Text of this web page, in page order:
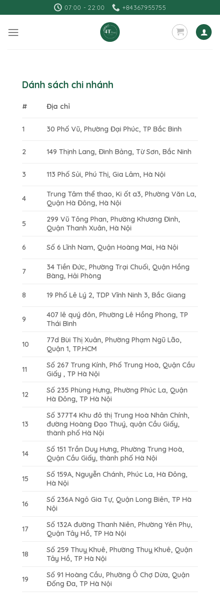
to
content
07:00 - 22:00 +84367955755
Dánh sách chi nhánh
# Địa chỉ
1 30 Phố Vũ, Phường Đại Phúc, TP Bắc Binh
2 149 Thịnh Lang, Đình Bảng, Từ Sơn, Bắc Ninh
3 113 Phố Sủi, Phú Thị, Gia Lâm, Hà Nội
4
Trung Tâm thể thao, Ki ốt a3, Phường Văn La,
Quận Hà Đông, Hà Nội
5
299 Vũ Tông Phan, Phường Khương Đình,
Quận Thanh Xuân, Hà Nội
6 Số 6 Lĩnh Nam, Quận Hoàng Mai, Hà Nội
7
34 Tiền Đức, Phường Trại Chuối, Quận Hồng
Bàng, Hải Phòng
8 19 Phố Lê Lý 2, TDP Vĩnh Ninh 3, Bắc Giang
9
407 lê quý đôn, Phường Lê Hồng Phong, TP
Thái Bình
10
77d Bùi Thị Xuân, Phường Phạm Ngũ Lão,
Quận 1, TP.HCM
11
Số 267 Trung Kính, Phố Trung Hoà, Quận Cầu
Giấy , TP Hà Nội
12
Số 235 Phùng Hưng, Phường Phúc La, Quận
Hà Đông, TP Hà Nội
13
Số 377T4 Khu đô thị Trung Hoà Nhân Chính,
đường Hoàng Đạo Thuý, quận Cầu Giấy,
thành phố Hà Nội
14
Số 151 Trần Duy Hưng, Phường Trung Hoà,
Quận Cầu Giấy, thành phố Hà Nội
15
Số 159A, Nguyễn Chánh, Phúc La, Hà Đông,
Hà Nội
16
Số 236A Ngô Gia Tự, Quận Long Biên, TP Hà
Nội
17
Số 132A đường Thanh Niên, Phường Yên Phụ,
Quận Tây Hồ, TP Hà Nội
18
Số 259 Thuỵ Khuê, Phường Thuỵ Khuê, Quận
Tây Hồ, TP Hà Nội
19
Số 91 Hoàng Cầu, Phường Ô Chợ Dừa, Quận
Đống Đa, TP Hà Nội